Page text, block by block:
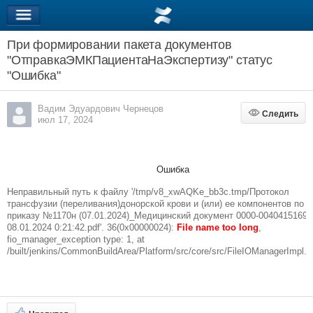
При формировании пакета документов
"ОтправкаЭМКПациентаНаЭкспертизу" статус
"Ошибка"
Вадим Эдуардович Чернецов
июл 17, 2024
Следить
Следить
Ошибка
Неправильный путь к файлу '/tmp/v8_xwAQKe_bb3c.tmp/Протокол
трансфузии (переливания)донорской крови и (или) ее компонентов по
приказу №1170н (07.01.2024)_Медицинский документ 0000-0040415169
08.01.2024 0:21:42.pdf'. 36(0x00000024): File name too long,
fio_manager_exception type: 1, at
/built/jenkins/CommonBuildArea/Platform/src/core/src/FileIOM